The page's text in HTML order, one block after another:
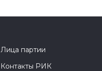
Лица партии
Контакты РИК